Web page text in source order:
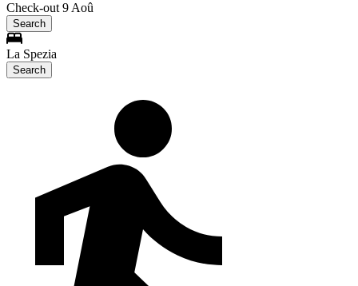
Check-out 9 Aoû
Search
La Spezia
Search